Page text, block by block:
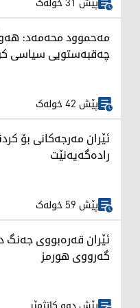
مەحموود محەمەد:
چەقبەستویی سیاسی
پێش 42 خولەک
ئێران مەرجەکانی بۆ
رادەگەیەنێت
پێش 59 خولەک
ئێران قەرەبووی
گەرووی هورمز